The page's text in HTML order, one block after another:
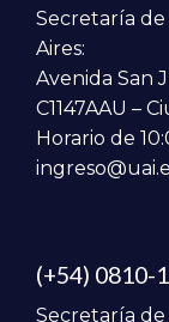
Secretaría
Aires:
Avenida San
C1147AAU –
Horario de
(+54) 0810-
Secretaría de